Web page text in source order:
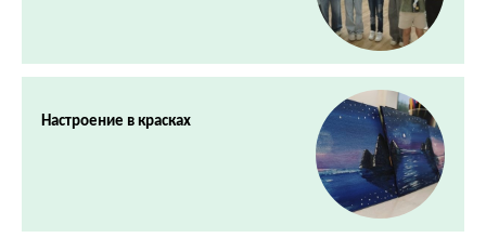
Настроение в красках